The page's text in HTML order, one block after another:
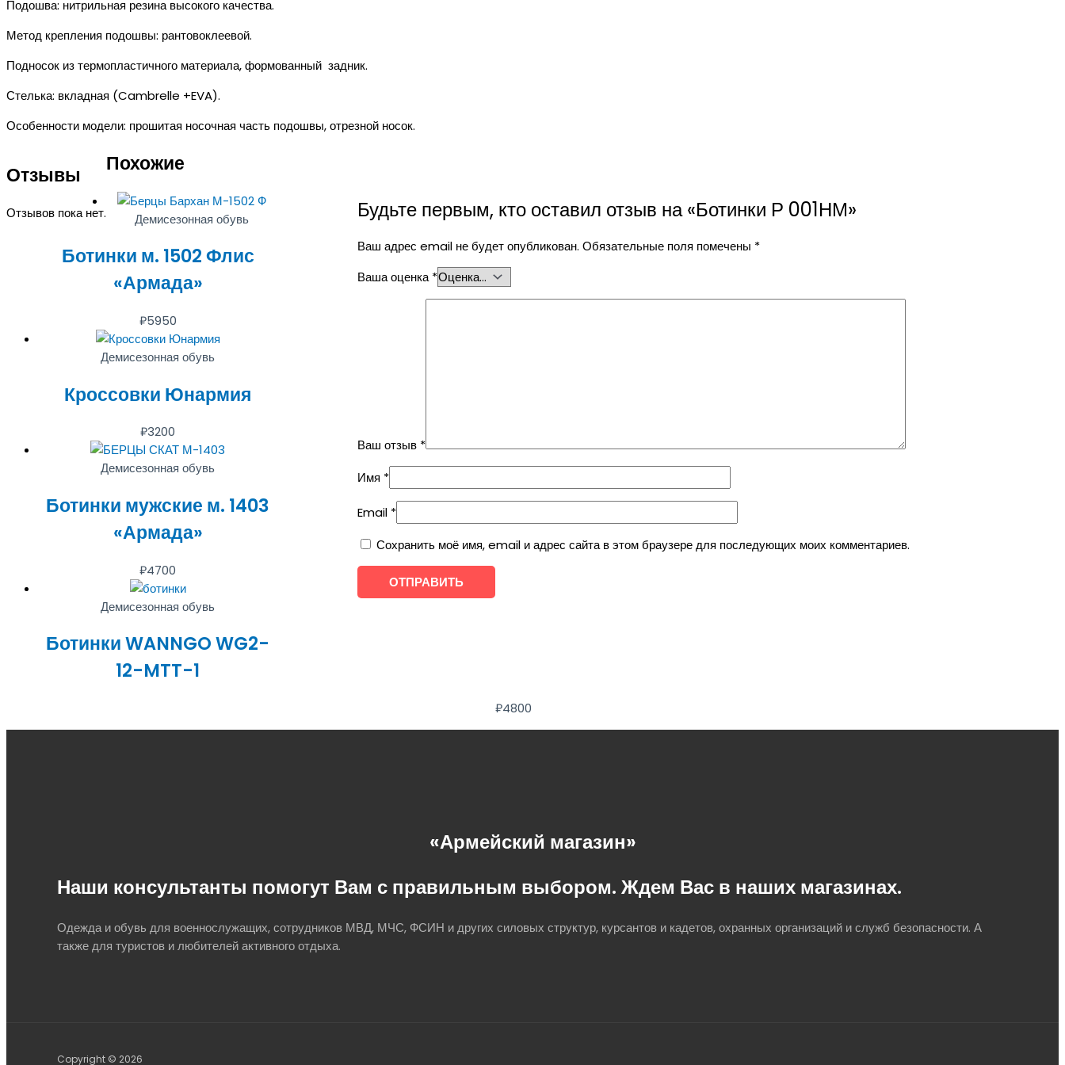
Подошва: нитрильная резина высокого качества.
Метод крепления подошвы: рантовоклеевой.
Подносок из термопластичного материала, формованный задник.
Стелька: вкладная (Cambrelle +EVA).
Особенности модели: прошитая носочная часть подошвы, отрезной носок.
Отзывы
Отзывов пока нет. Будьте первым, кто оставил отзыв на «Ботинки Р 001НМ»
Ваш адрес email не будет опубликован. Обязательные поля помечены *
Ваша оценка*
Ваш отзыв *
Имя *
Email *
Сохранить моё имя, email и адрес сайта в этом браузере для последующих моих комментариев.
Похожие
Демисезонная обувь
Ботинки м. 1502 Флис
«Армада»
₽5950
Демисезонная обувь
Кроссовки Юнармия
₽3200
Демисезонная обувь
Ботинки мужские м. 1403
«Армада»
₽4700
Демисезонная обувь
Ботинки WANNGO WG2-
12-MTT-1
₽4800
«Армейский магазин»
Наши консультанты помогут Вам с правильным выбором. Ждем Вас в наших магазинах.
Одежда и обувь для военнослужащих, сотрудников МВД, МЧС, ФСИН и других силовых структур, курсантов и кадетов, охранных организаций и служб безопасности. А
также для туристов и любителей активного отдыха.
Copyright © 2026